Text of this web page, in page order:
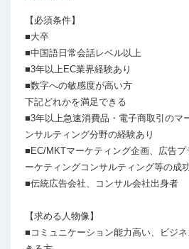
【必須条件】
■大卒
■中国語日常会話レベル以上
■3年以上EC業界経験あり
■数字への敏感度が高い方
下記どれかを満足できる
■3年以上急速消費品・電子商取引のマ
ンサルティング分野の経験あり
■EC/MKTマーケティング企画、広告
ーケティングコンサルティング等の成
■伝統広告会社、コンサル会社出身者
【求める人物像】
■コミュニケーション能力高い、ビジ